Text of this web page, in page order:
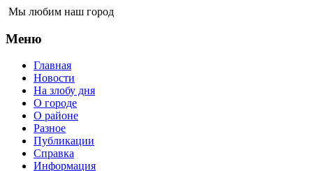
Мы любим наш город
Меню
Главная
Новости
На злобу дня
О городе
О районе
Разное
Публикации
Справка
Информация